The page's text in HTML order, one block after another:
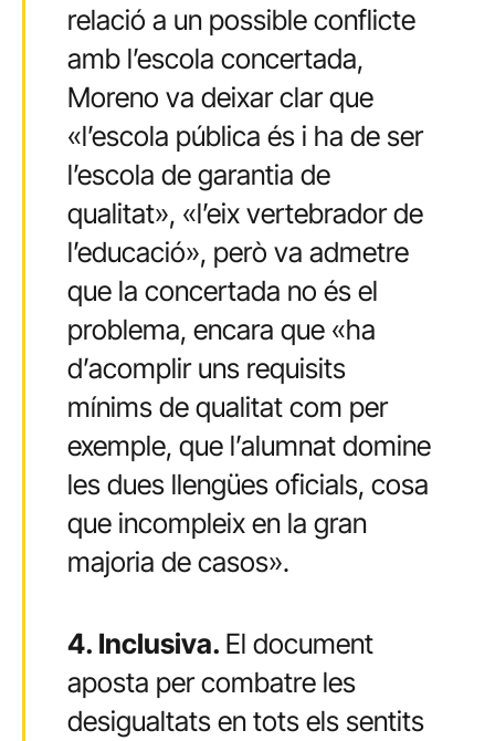
relació a un possible conflicte
amb l’escola concertada,
Moreno va deixar clar que
«l’escola pública és i ha de ser
l’escola de garantia de
qualitat», «l’eix vertebrador de
l’educació», però va admetre
que la concertada no és el
problema, encara que «ha
d’acomplir uns requisits
mínims de qualitat com per
exemple, que l’alumnat domine
les dues llengües oficials, cosa
que incompleix en la gran
majoria de casos».
4. Inclusiva. El document
aposta per combatre les
desigualtats en tots els sentits